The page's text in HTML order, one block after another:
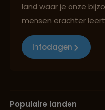
land waar je onze
mensen erachter
Infodagen
Populaire landen